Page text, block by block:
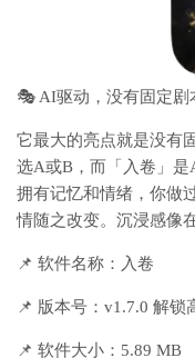
🎭 AI驱动，没有固定剧
它最大的亮点就是没有
选A或B，而「入卷」
拥有记忆和情绪 ，你做
情随之改变。沉浸感像
📌 软件名称：入卷
📌 版本号：v1.7.0 解锁
📌 软件大小：5.89 MB